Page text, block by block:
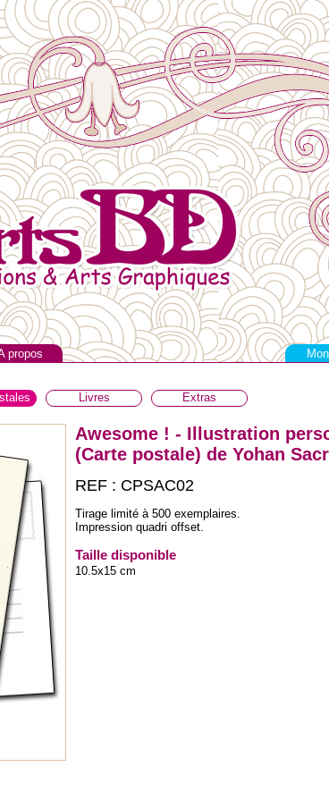
propos
Livres Extras
Awesome ! - Illustration
(Carte postale) de Yohan
REF : CPSAC02
Tirage limité à 500 exemplaires.
Impression quadri offset.
Taille disponible
10.5x15 cm